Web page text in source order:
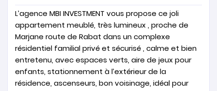
L’agence MBI INVESTMENT vous propose ce joli
appartement meublé, très lumineux , proche de
Marjane route de Rabat dans un complexe
résidentiel familial privé et sécurisé , calme et bien
entretenu, avec espaces verts, aire de jeux pour
enfants, stationnement à l’extérieur de la
résidence, ascenseurs, bon voisinage, idéal pour